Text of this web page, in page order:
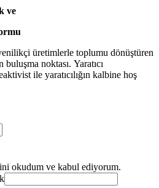
ve
yenilikçi üretimlerle toplumu dönüştüren
noktası. Yaratıcı
ile yaratıcılığın kalbine hoş
okudum ve kabul ediyorum.